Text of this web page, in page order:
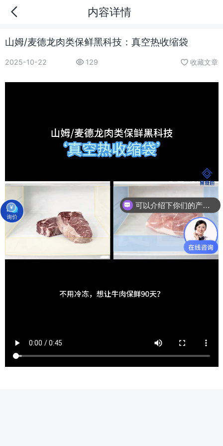
内容详情
山姆/麦德龙肉类保鲜黑科技：真空热收缩袋
2025-10-22 129 收藏文章
可以介绍下你们的产品么